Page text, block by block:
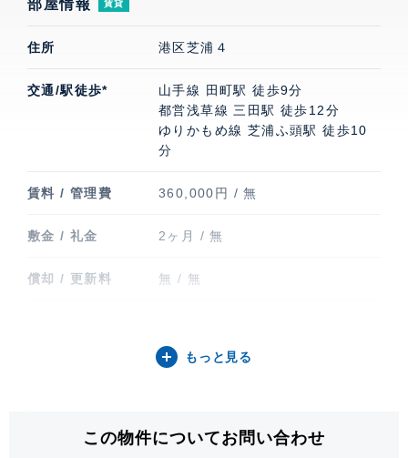
部屋情報 賃貸
住所 港区芝浦４
交通/駅徒歩*
山手線 田町駅 徒歩9分
都営浅草線 三田駅 徒歩12分
ゆりかもめ線 芝浦ふ頭駅 徒歩10
分
賃料 / 管理費 360,000円 / 無
敷金 / 礼金 2ヶ月 / 無
償却 / 更新料 無 / 無
61.37㎡ (18.56坪)
階建 / 所在階 地上48階建 / 30階部分
もっと見る
この物件についてお問い合わせ